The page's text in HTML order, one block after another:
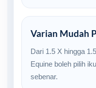
Varian Mudah
Dari 1.5 X hingga
Equine boleh pilih
sebenar.